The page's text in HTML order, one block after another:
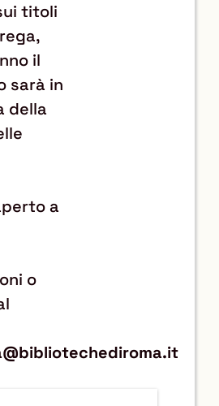
titoli
il
sarà in
della
a
o